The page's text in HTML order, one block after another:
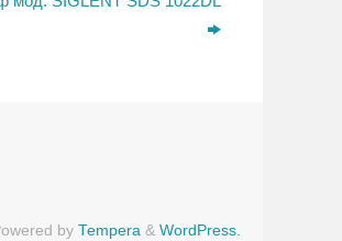
by Tempera & WordPress.